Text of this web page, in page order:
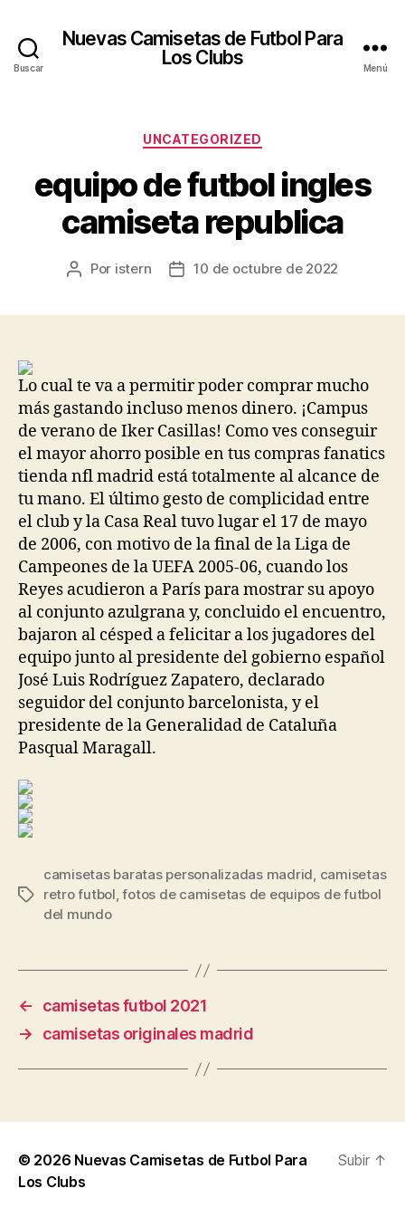
Buscar
Nuevas Camisetas de Futbol Para
Los Clubs
Menú
Categorías
UNCATEGORIZED
equipo de futbol ingles
camiseta republica
Autor
Por istern
Fecha10 de octubre de 2022
Lo cual te va a permitir poder comprar mucho
más gastando incluso menos dinero. ¡Campus
de verano de Iker Casillas! Como ves conseguir
el mayor ahorro posible en tus compras fanatics
tienda nfl madrid está totalmente al alcance de
tu mano. El último gesto de complicidad entre
el club y la Casa Real tuvo lugar el 17 de mayo
de 2006, con motivo de la final de la Liga de
Campeones de la UEFA 2005-06, cuando los
Reyes acudieron a París para mostrar su apoyo
al conjunto azulgrana y, concluido el encuentro,
bajaron al césped a felicitar a los jugadores del
equipo junto al presidente del gobierno español
José Luis Rodríguez Zapatero, declarado
seguidor del conjunto barcelonista, y el
presidente de la Generalidad de Cataluña
Pasqual Maragall.
Etiquetas
camisetas baratas personalizadas madrid, camisetas
retro futbol,fotos de camisetas de equipos de futbol
del mundo
←
camisetas futbol 2021
→
camisetas originales madrid
© 2026 Nuevas Camisetas de Futbol Para
Los Clubs
Subir ↑